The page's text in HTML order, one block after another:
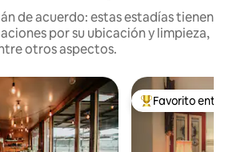
de acuerdo: estas estadías tienen
por su ubicación y limpieza,
otros aspectos.
Favorito entre
Favorito entre